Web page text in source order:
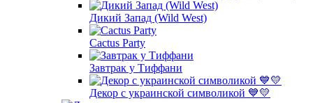
Дикий Запад (Wild West)
Cactus Party
Завтрак у Тиффани
Декор с украинской символикой 💙💛